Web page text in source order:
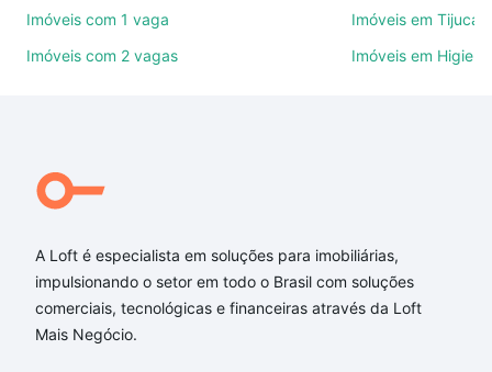
também pode usar os filtros como quantidade de
combinar perfeitamente com o preço, metragem e
Bandeirantes, Rio de Janeiro, RJ ideal para você na
Loft.
ary rongel - Recreio dos Bandeirantes, Rio de
Janeiro, RJ?
Aqui na Loft temos a oferta ideal para você, com
Imóveis com 1 vaga
Imóveis com 2 vagas
Imóveis em Tijuca
Imóveis em
A Loft é especialista em soluções para imobiliárias,
impulsionando o setor em todo o Brasil com soluções
comerciais, tecnológicas e financeiras através da Loft
Mais Negócio.